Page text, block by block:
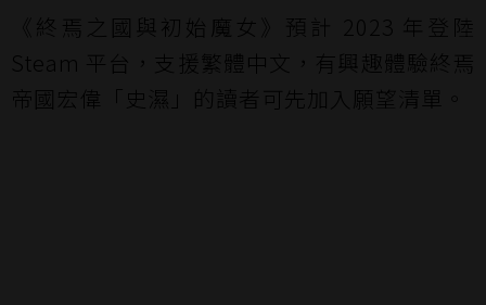
《終焉之國與初始魔女》預計 2023 年登陸
Steam 平台，支援繁體中文，有興趣體驗終焉
帝國宏偉「史濕」的讀者可先加入願望清單。